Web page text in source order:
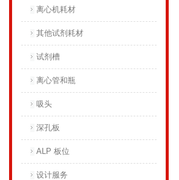
离心机耗材
其他试剂耗材
试剂槽
离心管和瓶
吸头
深孔板
ALP 板位
设计服务